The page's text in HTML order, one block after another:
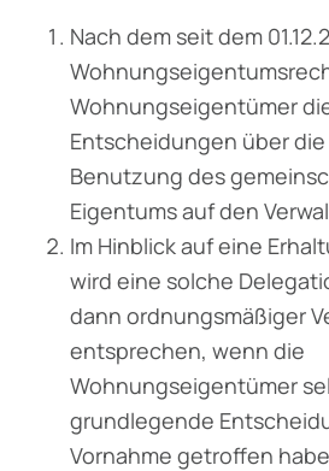
Nach dem seit dem
Wohnungseigentümer
Entscheidungen über
Benutzung des
Eigentums auf den
Im Hinblick auf eine
wird eine solche
dann ordnungsmäßiger
entsprechen, wenn die
Wohnungseigentümer
grundlegende
Vornahme getroffen